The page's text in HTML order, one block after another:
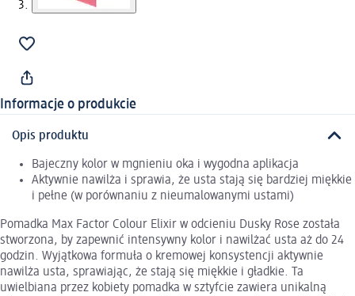
Informacje o produkcie
Opis produktu
Bajeczny kolor w mgnieniu oka i wygodna aplikacja
Aktywnie nawilża i sprawia, że usta stają się bardziej miękkie
i pełne (w porównaniu z nieumalowanymi ustami)
Pomadka Max Factor Colour Elixir w odcieniu Dusky Rose została
stworzona, by zapewnić intensywny kolor i nawilżać usta aż do 24
godzin. Wyjątkowa formuła o kremowej konsystencji aktywnie
nawilża usta, sprawiając, że stają się miękkie i gładkie. Ta
uwielbiana przez kobiety pomadka w sztyfcie zawiera unikalną